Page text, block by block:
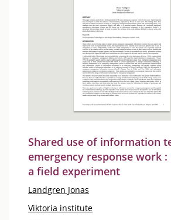
Shared use of information
emergency response work
a field experiment
Landgren Jonas
Viktoria institute